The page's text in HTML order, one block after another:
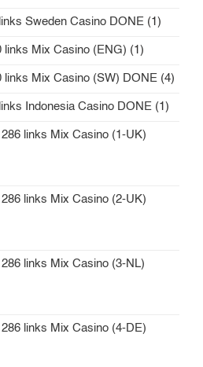
Sweden Casino DONE (1)
links Mix Casino (ENG) (1)
links Mix Casino (SW) DONE (4)
Indonesia Casino DONE (1)
links Mix Casino (1-UK)
links Mix Casino (2-UK)
links Mix Casino (3-NL)
links Mix Casino (4-DE)